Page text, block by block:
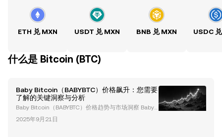
ETH 兑 MXN USDT 兑 MXN BNB 兑 MXN USDC
什么是 Bitcoin (BTC)
Baby Bitcoin（BABYBTC）价格飙升：您需要
了解的关键洞察与分析
Baby Bitcoin（BABYBTC）价格趋势与市场洞察 Baby
Bitcoin（BABYBTC）最近在加密货币市场上获得了显
著关注，其价格出现了惊人的飙升，同时吸引了越来越
2025年9月21日